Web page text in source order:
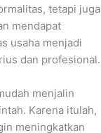
tetapi juga
mendapat
usaha menjadi
dan profesional.
menjalin
Karena itulah,
meningkatkan